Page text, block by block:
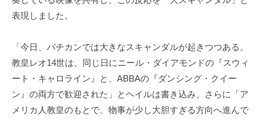
表現しました。
「今日、バチカンでは大きなスキャンダルが起きつつある。
教皇レオ14世は、同じ日にニール・ダイアモンドの『スウィ
ート・キャロライン』と、ABBAの『ダンシング・クイー
ン』の両方で歓迎された」とヘイルは書き込み、さらに「ア
メリカ人教皇のもとで、物事が少し大胆すぎる方向へ進んで